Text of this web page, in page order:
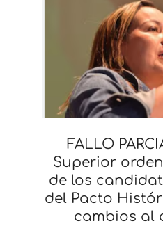
FALLO
Superior
de los
del Pacto
cambios al